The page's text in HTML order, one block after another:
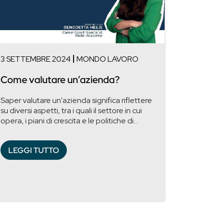
3 SETTEMBRE 2024 MONDO LAVORO
Come valutare un’azienda?
Saper valutare un'azienda significa riflettere
su diversi aspetti, tra i quali il settore in cui
opera, i piani di crescita e le politiche di...
LEGGI TUTTO